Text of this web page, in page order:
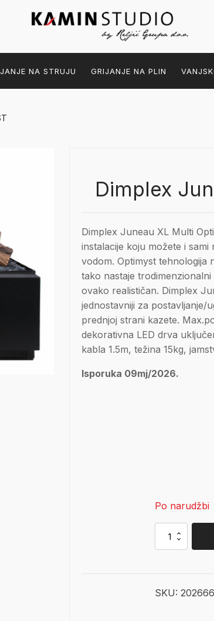
NA STRUJU GRIJANJE NA PLIN
Dimplex
Dimplex Juneau XL Multi
instalacije koju možete i
vodom. Optimyst tehnologija
tako nastaje
ovako realističan. Dimplex
jednostavniji za postavljanje/
prednjoj strani kazete.
dekorativna LED drva
kabla 1.5m, težina 15kg,
Isporuka 09mj/2026.
Po narudžbi
Dimplex
količina
SKU: 202666